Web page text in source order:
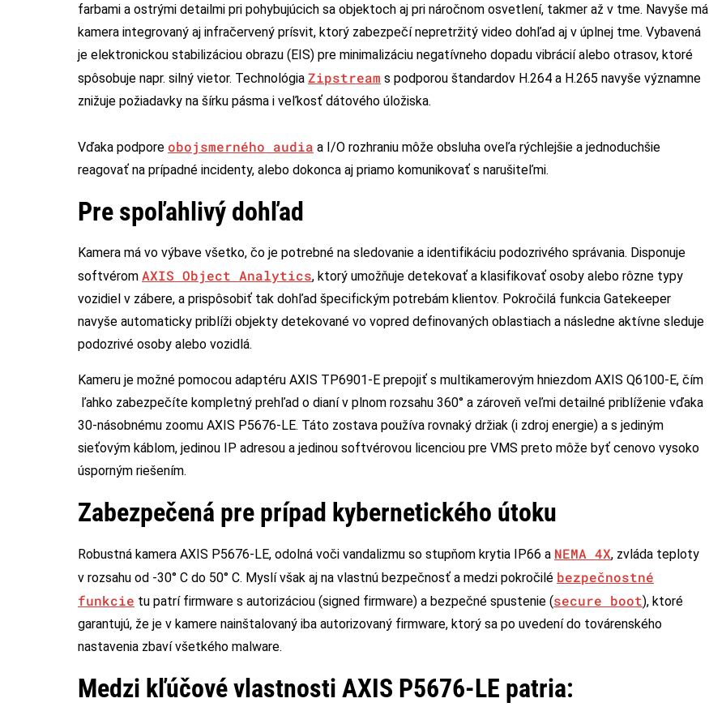
farbami a ostrými detailmi pri pohybujúcich sa objektoch aj pri náročnom osvetlení, takmer až v tme. Navyše má
kamera integrovaný aj infračervený prísvit, ktorý zabezpečí nepretržitý video dohľad aj v úplnej tme. Vybavená
je elektronickou stabilizáciou obrazu (EIS) pre minimalizáciu negatívneho dopadu vibrácií alebo otrasov, ktoré
spôsobuje napr. silný vietor. Technológia Zipstream s podporou štandardov H.264 a H.265 navyše významne
znižuje požiadavky na šírku pásma i veľkosť dátového úložiska.
Vďaka podpore obojsmerného audia a I/O rozhraniu môže obsluha oveľa rýchlejšie a jednoduchšie
reagovať na prípadné incidenty, alebo dokonca aj priamo komunikovať s narušiteľmi.
Pre spoľahlivý dohľad
Kamera má vo výbave všetko, čo je potrebné na sledovanie a identifikáciu podozrivého správania. Disponuje
softvérom AXIS Object Analytics, ktorý umožňuje detekovať a klasifikovať osoby alebo rôzne typy
vozidiel v zábere, a prispôsobiť tak dohľad špecifickým potrebám klientov. Pokročilá funkcia Gatekeeper
navyše automaticky priblíži objekty detekované vo vopred definovaných oblastiach a následne aktívne sleduje
podozrivé osoby alebo vozidlá.
Kameru je možné pomocou adaptéru AXIS TP6901-E prepojiť s multikamerovým hniezdom AXIS Q6100-E, čím
ľahko zabezpečíte kompletný prehľad o dianí v plnom rozsahu 360° a zároveň veľmi detailné priblíženie vďaka
30-násobnému zoomu AXIS P5676-LE. Táto zostava používa rovnaký držiak (i zdroj energie) a s jediným
sieťovým káblom, jedinou IP adresou a jedinou softvérovou licenciou pre VMS preto môže byť cenovo vysoko
úsporným riešením.
Zabezpečená pre prípad kybernetického útoku
Robustná kamera AXIS P5676-LE, odolná voči vandalizmu so stupňom krytia IP66 a NEMA 4X, zvláda teploty
v rozsahu od -30° C do 50° C. Myslí však aj na vlastnú bezpečnosť a medzi pokročilé bezpečnostné
funkcie tu patrí firmware s autorizáciou (signed firmware) a bezpečné spustenie (secure boot), ktoré
garantujú, že je v kamere nainštalovaný iba autorizovaný firmware, ktorý sa po uvedení do továrenského
nastavenia zbaví všetkého malware.
Medzi kľúčové vlastnosti AXIS P5676-LE patria: